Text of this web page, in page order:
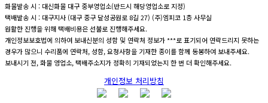
화물발송 시 : 대신화물 대구 중부영업소(반드시 해당영업소로 지정)
택배발송 시 : 대구지사 (대구 중구 달성공원로 8길 27) (주)엠피코 1층 사무실
원활한 진행을 위해 택배비용은 선불로 진행해주세요.
개인정보보호법에 의하여 보내신분의 성함 및 연락처 정보가 ***로 표기되어 연락드리지 못하는
경우가 많으니 수리품에 연락처, 성함, 요청사항을 기재한 종이를 함께 동봉하여 보내주세요.
보내시기 전, 화물 영업소, 택배주소지가 정확히 기재되었는지 한 번 더 확인해주세요.
개인정보 처리방침